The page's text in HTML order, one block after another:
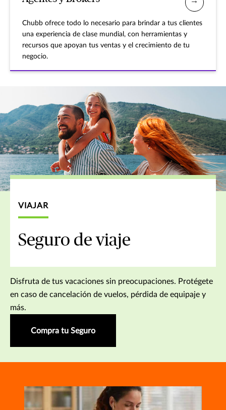
Chubb ofrece todo lo necesario para brindar a tus clientes
una experiencia de clase mundial, con herramientas y
recursos que apoyan tus ventas y el crecimiento de tu
negocio.
VIAJAR
Seguro de viaje
Disfruta de tus vacaciones sin preocupaciones. Protégete
en caso de cancelación de vuelos, pérdida de equipaje y
más.
Compra tu Seguro